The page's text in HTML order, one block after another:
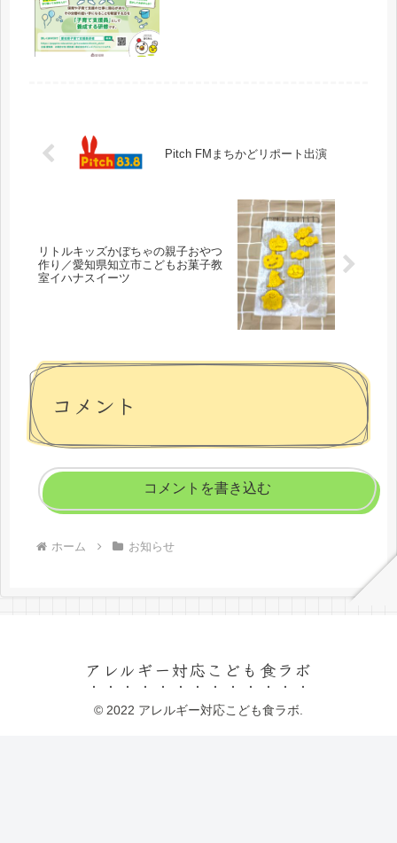
Pitch FMまちかどリポート出演
リトルキッズかぼちゃの親子おやつ
作り／愛知県知立市こどもお菓子教
室イハナスイーツ
コメント
コメントを書き込む
ホーム お知らせ
アレルギー対応こども食ラボ
© 2022 アレルギー対応こども食ラボ.